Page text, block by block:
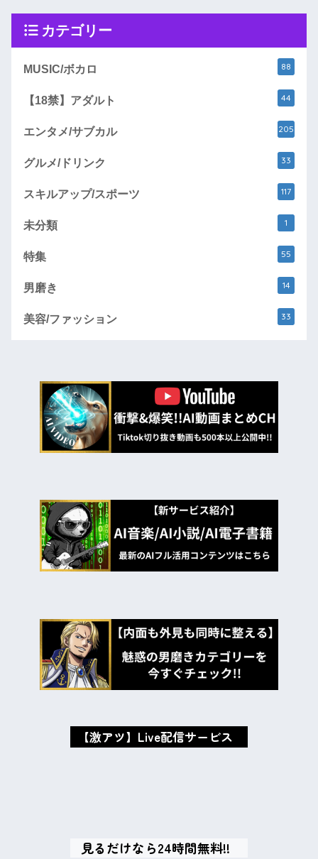
カテゴリー
MUSIC/ボカロ 88
【18禁】アダルト 44
エンタメ/サブカル 205
グルメ/ドリンク 33
スキルアップ/スポーツ 117
未分類 1
特集 55
男磨き 14
美容/ファッション 33
oxMISAox
【激アツ】Live配信サービス
見るだけなら24時間無料!!